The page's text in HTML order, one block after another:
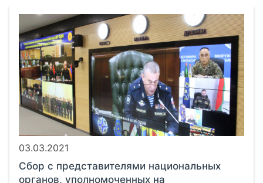
03.03.2021
Сбор с представителями национальных
органов, уполномоченных на